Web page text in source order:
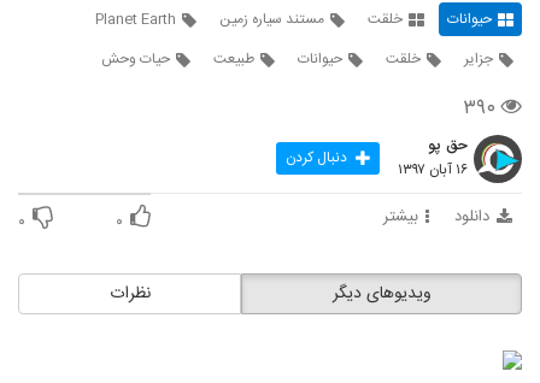
25
26
مستند شکار 1
مستند شکار 2
۳۷۱ بازدید
حیوانات خلقت مستند سیاره زمین
Planet Earth
جزایر
خلقت حیوانات طبیعت حیات وحش
۳۹۰
حق پو
۱۶ آبان ۱۳۹۷ دنبال کردن
دانلود بیشتر ۰ ۰
نظرات ویدیوهای دیگر